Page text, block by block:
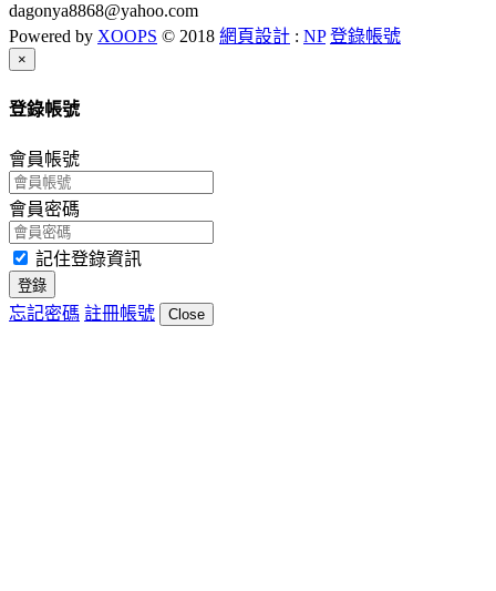
dagonya8868@yahoo.com
Powered by XOOPS © 2018 網頁設計 : NP 登錄帳號
×
登錄帳號
會員帳號
會員密碼
記住登錄資訊
登錄
忘記密碼 註冊帳號 Close